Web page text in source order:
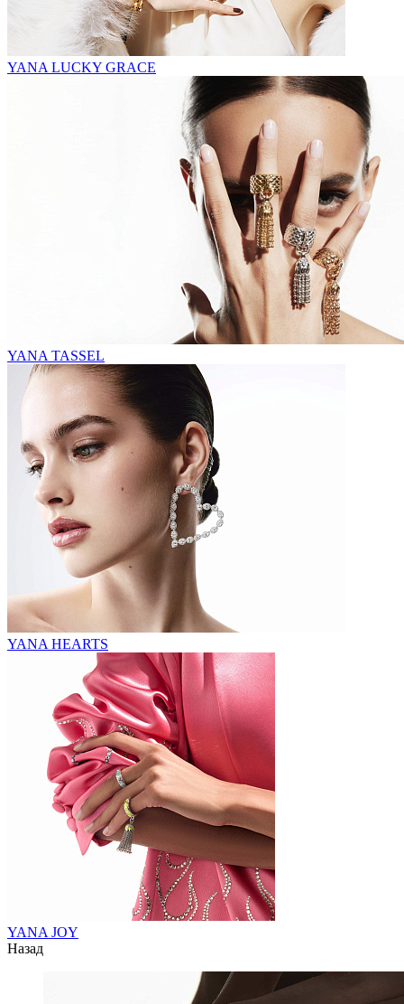
YANA LUCKY GRACE
YANA TASSEL
YANA HEARTS
YANA JOY
Назад